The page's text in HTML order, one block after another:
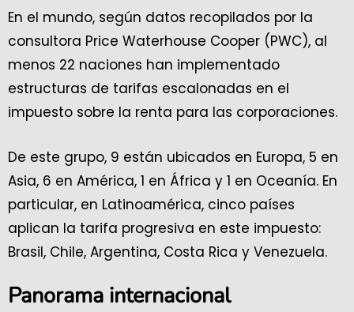
En el mundo, según datos recopilados por la
consultora Price Waterhouse Cooper (PWC), al
menos 22 naciones han implementado
estructuras de tarifas escalonadas en el
impuesto sobre la renta para las corporaciones.
De este grupo, 9 están ubicados en Europa, 5 en
Asia, 6 en América, 1 en África y 1 en Oceanía. En
particular, en Latinoamérica, cinco países
aplican la tarifa progresiva en este impuesto:
Brasil, Chile, Argentina, Costa Rica y Venezuela.
Panorama internacional